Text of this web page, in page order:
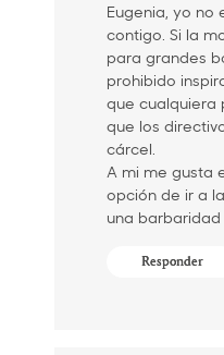
Eugenia, yo no
contigo. Si la
para grandes
prohibido
que cualquiera
que los
cárcel.
A mi me gusta
opción de ir a
una
Responder